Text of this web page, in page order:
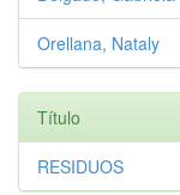
Orellana, Nataly
Título
RESIDUOS